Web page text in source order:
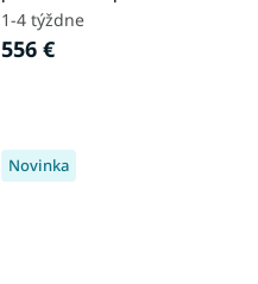
biela / borovica
1-4 týždne
556 €
Novinka